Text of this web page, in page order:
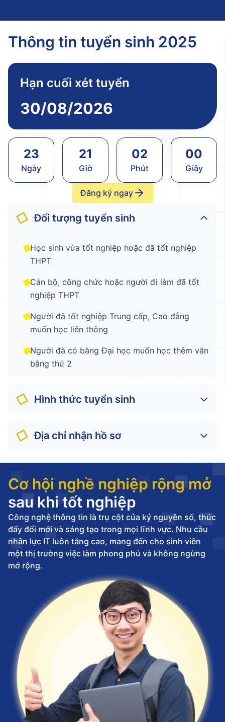
Thông tin tuyển sinh 2025
Đối tượng tuyển sinh
Học sinh vừa tốt nghiệp hoặc đã tốt nghiệp
THPT
Cán bộ, công chức hoặc người đi làm đã tốt
nghiệp THPT
Người đã tốt nghiệp Trung cấp, Cao đẳng
muốn học liên thông
Người đã có bằng Đại học muốn học thêm văn
bằng thứ 2
Hình thức tuyển sinh
Xét điểm học bạ THPT:
điểm trung bình học bạ lớp 12 của các môn
Xét tuyển bảng điểm Trung cấp - Cao đẳng -
Đại học: Xét tuyển dựa trên kết quả học tập
toàn khóa theo đối tượng.
Địa chỉ nhận hồ sơ
Văn phòng Hồ Chí Minh:Số 150 Nguyễn Xí,
Phường Bình Thạnh, TP. Hồ Chí Minh
Văn phòng Hà Nội:Số 1 Nguyễn Huy Tưởng,
Phường Thanh Xuân, TP. Hà Nội
Hạn cuối xét tuyển
30/08/2026
23
Ngày
21
Giờ
01
Phút
58
Giây
Đăng ký ngay
Cơ hội nghề nghiệp rộng mở
sau khi tốt nghiệp
Công nghệ thông tin là trụ cột của kỷ nguyên số, thúc
đẩy đổi mới và sáng tạo trong mọi lĩnh vực. Nhu cầu
nhân lực IT luôn tăng cao, mang đến cho sinh viên
một thị trường việc làm phong phú và không ngừng
mở rộng.